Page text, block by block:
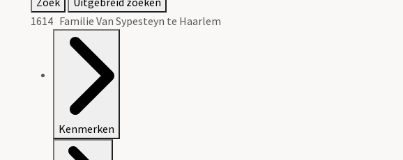
1614 Familie Van Sypesteyn te Haarlem
Kenmerken